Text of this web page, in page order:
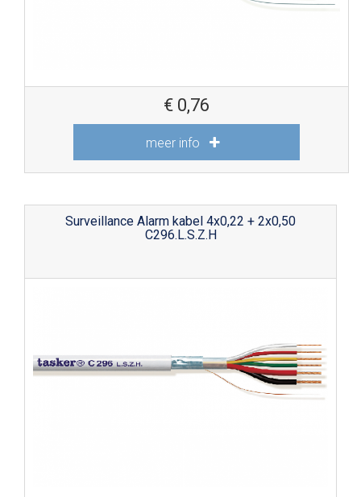
€ 0,76
meer info
Surveillance Alarm kabel 4x0,22 + 2x0,50
C296.L.S.Z.H